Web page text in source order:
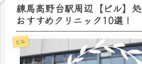
練馬高野台駅周辺【ピル】
おすすめクリニック10選！
ピル